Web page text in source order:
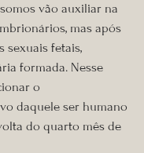
vão auxiliar na
mas após
sexuais fetais,
formada. Nesse
o
daquele ser humano
do quarto mês de